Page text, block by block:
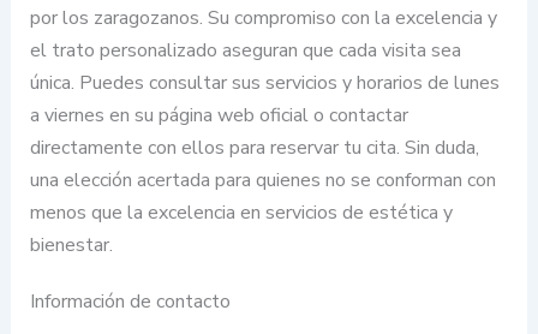
por los zaragozanos. Su compromiso con la excelencia y
el trato personalizado aseguran que cada visita sea
única. Puedes consultar sus servicios y horarios de lunes
a viernes en su página web oficial o contactar
directamente con ellos para reservar tu cita. Sin duda,
una elección acertada para quienes no se conforman con
menos que la excelencia en servicios de estética y
bienestar.
Información de contacto